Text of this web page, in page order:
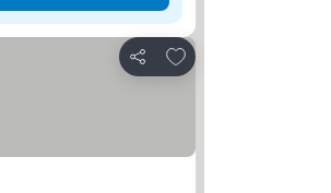
Partager
Ajouter à mes favoris